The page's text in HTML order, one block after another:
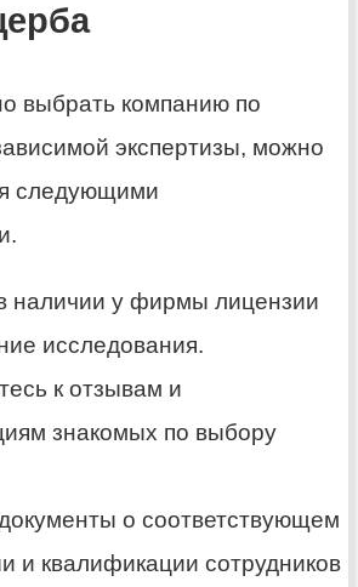
выбрать компанию по
экспертизы, можно
следующими
наличии у фирмы лицензии
исследования.
к отзывам и
знакомых по выбору
о соответствующем
и квалификации сотрудников